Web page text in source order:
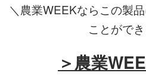
＼農業WEEKならこの製
ことがで
＞農業